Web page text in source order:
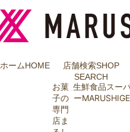
ホームHOME 店舗検索SHOP
SEARCH
お菓
子の
専門
店ま
生鮮食品スー
ーMARUSHIGE